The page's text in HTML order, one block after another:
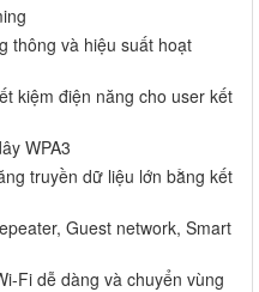
thông và hiệu suất hoạt
kiệm điện năng cho user kết
WPA3
truyền dữ liệu lớn bằng kết
Guest network, Smart
Fi dễ dàng và chuyển vùng